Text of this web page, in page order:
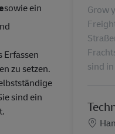
sowie ein
Erfassen
zu setzen.
sind ein
Grow
sind